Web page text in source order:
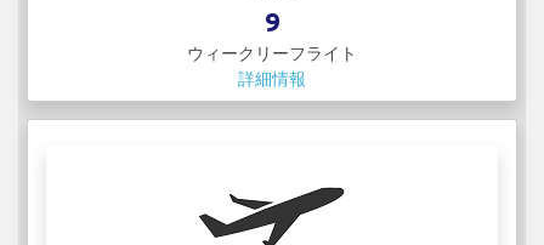
9
ウィークリーフライト
詳細情報